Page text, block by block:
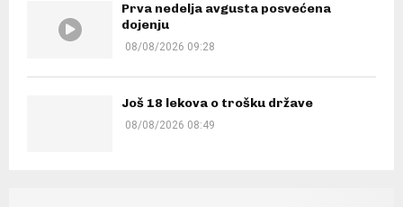
Prva nedelja avgusta posvećena
dojenju
08/08/2026 09:28
Još 18 lekova o trošku države
08/08/2026 08:49